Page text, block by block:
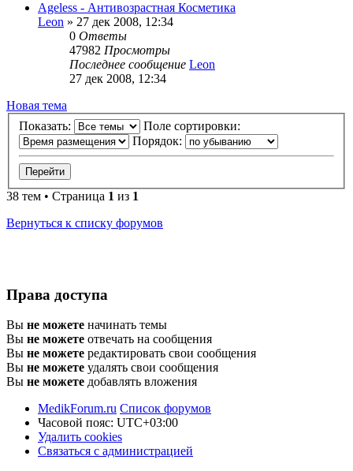
Ageless - Антивозрастная Косметика
Leon » 27 дек 2008, 12:34
0 Ответы
47982 Просмотры
Последнее сообщение Leon
27 дек 2008, 12:34
Новая тема
Показать:
Поле сортировки:
Порядок:
38 тем • Страница 1 из 1
Вернуться к списку форумов
Права доступа
Вы не можете начинать темы
Вы не можете отвечать на сообщения
Вы не можете редактировать свои сообщения
Вы не можете удалять свои сообщения
Вы не можете добавлять вложения
MedikForum.ru Список форумов
Часовой пояс: UTC+03:00
Удалить cookies
Связаться с администрацией